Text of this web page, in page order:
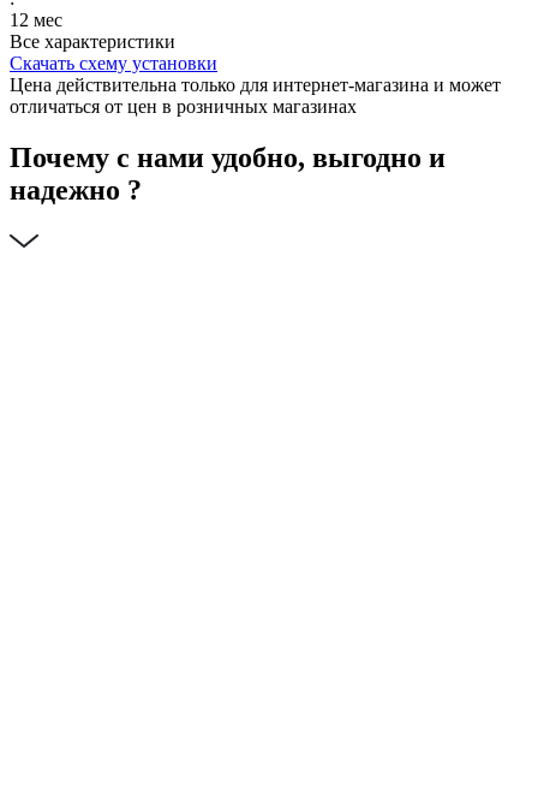
12 мес
Все характеристики
Скачать схему установки
Цена действительна только для интернет-магазина и может
отличаться от цен в розничных магазинах
Почему с нами удобно, выгодно и
надежно ?